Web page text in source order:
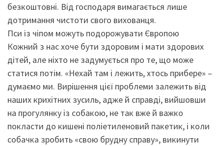
безкоштовні. Від господаря вимагається лише
дотримання чистоти свого вихованця.
Пси із чіпом можуть подорожувати Європою
Кожний з нас хоче бути здоровим і мати здорових
дітей, але ніхто не задумується про те, що може
статися потім. «Нехай там і лежить, хтось прибере» –
думаємо ми. Вирішення цієї проблеми залежить від
наших крихітних зусиль, адже й справді, вийшовши
на прогулянку із собакою, не так вже й важко
покласти до кишені поліетиленовий пакетик, і коли
собачка зробить «свою брудну справу», викинути